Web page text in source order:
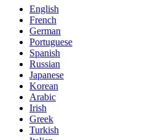
English
French
German
Portuguese
Spanish
Russian
Japanese
Korean
Arabic
Irish
Greek
Turkish